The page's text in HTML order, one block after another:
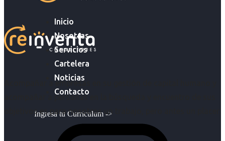
Inicio
Nosotras
Servicios
Cartelera
Noticias
Contacto
Ingresa tu Curriculum ->
Acompañar a empresas en su gestión de capital humano y
acompañar a personas en la búsqueda y encuentro de sus
objetivos es para nosotros un trabajo, pero antes un placer.